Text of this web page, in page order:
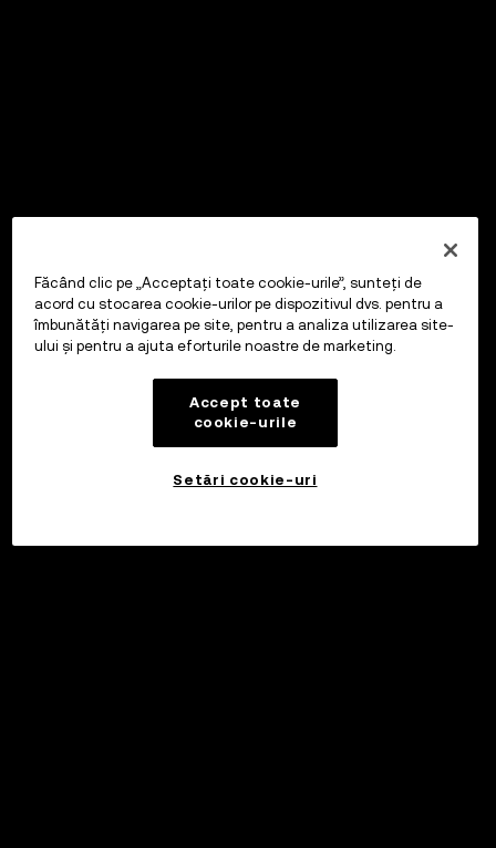
Făcând clic pe „Acceptați toate cookie-urile”, sunteți de
acord cu stocarea cookie-urilor pe dispozitivul dvs. pentru a
îmbunătăți navigarea pe site, pentru a analiza utilizarea site-
ului și pentru a ajuta eforturile noastre de marketing.
Accept toate
cookie-urile
Setări cookie-uri